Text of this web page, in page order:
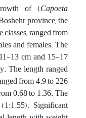
of (Capoeta
province, the
ranged from
and females. The
13 cm and 15-17
The length ranged
from 4.9 to 226
0.68 to 1.36. The
Significant